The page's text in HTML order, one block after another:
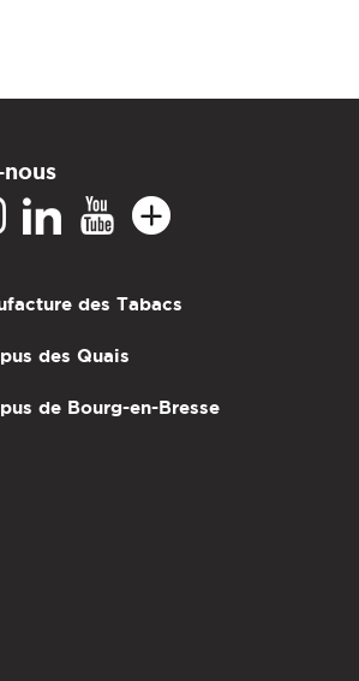
des Tabacs
des Quais
de Bourg-en-Bresse